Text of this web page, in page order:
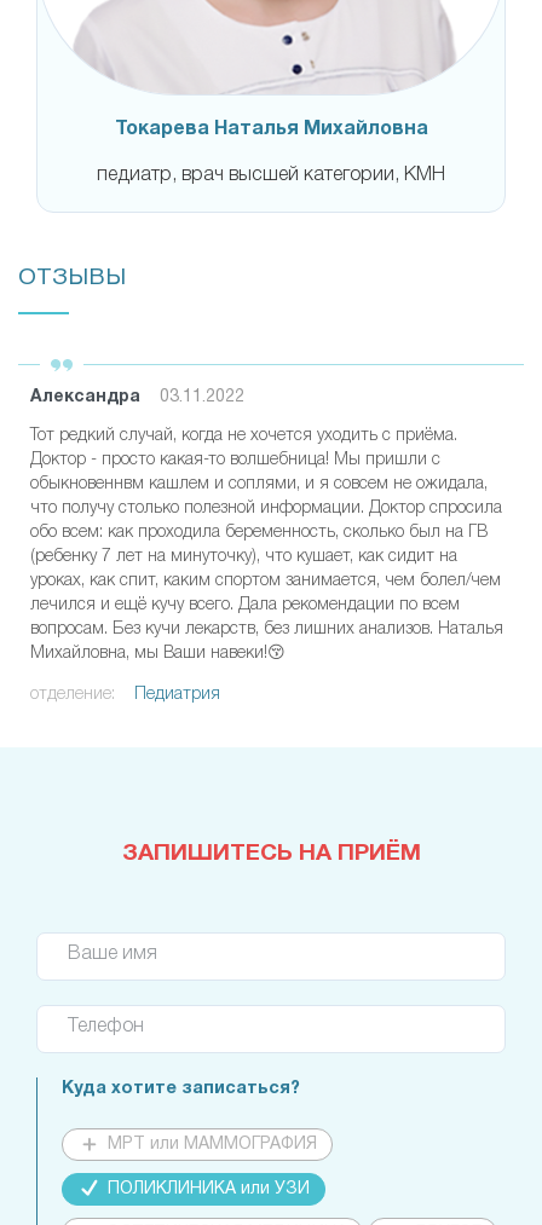
Токарева Наталья Михайловна
педиатр, врач высшей категории, КМН
ОТЗЫВЫ
Александра 03.11.2022
Тот редкий случай, когда не хочется уходить с приёма.
Доктор - просто какая-то волшебница! Мы пришли с
обыкновеннвм кашлем и соплями, и я совсем не ожидала,
что получу столько полезной информации. Доктор спросила
обо всем: как проходила беременность, сколько был на ГВ
(ребенку 7 лет на минуточку), что кушает, как сидит на
уроках, как спит, каким спортом занимается, чем болел/чем
лечился и ещё кучу всего. Дала рекомендации по всем
вопросам. Без кучи лекарств, без лишних анализов. Наталья
Михайловна, мы Ваши навеки!😚
отделение: Педиатрия
ЗАПИШИТЕСЬ НА ПРИЁМ
Ваше имя
Телефон
Куда хотите записаться?
МРТ или МАММОГРАФИЯ
ПОЛИКЛИНИКА или УЗИ